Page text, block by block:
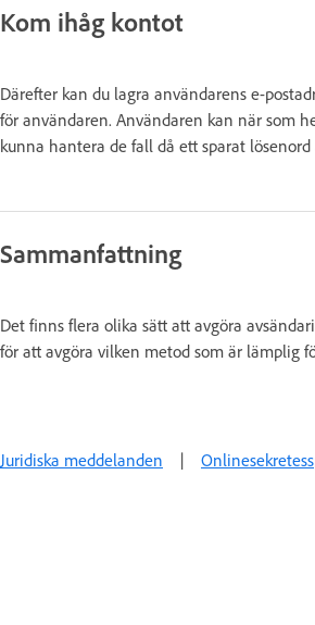
Kom ihåg kontot
Därefter kan du lagra användarens e-
för användaren. Användaren kan när som
kunna hantera de fall då ett sparat
Sammanfattning
Det finns flera olika sätt att avgöra
för att avgöra vilken metod som är lämplig
Juridiska meddelanden |